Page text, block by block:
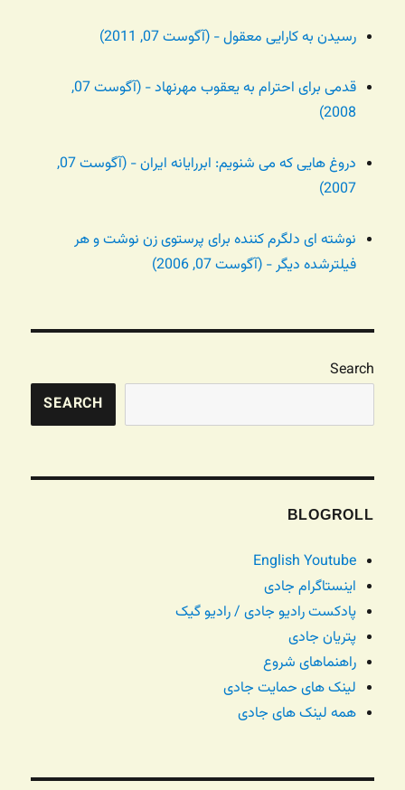
رسیدن به کارایی معقول - (آگوست 07, 2011)
قدمی برای احترام به یعقوب مهرنهاد - (آگوست 07,
2008)
دروغ هایی که می شنویم: ابررایانه ایران - (آگوست 07,
2007)
نوشته ای دلگرم کننده برای پرستوی زن نوشت و هر
فیلترشده دیگر - (آگوست 07, 2006)
Search
SEARCH
BLOGROLL
English Youtube
اینستاگرام جادی
پادکست رادیو جادی / رادیو گیک
پتریان جادی
راهنماهای شروع
لینک های حمایت جادی
همه لینک های جادی